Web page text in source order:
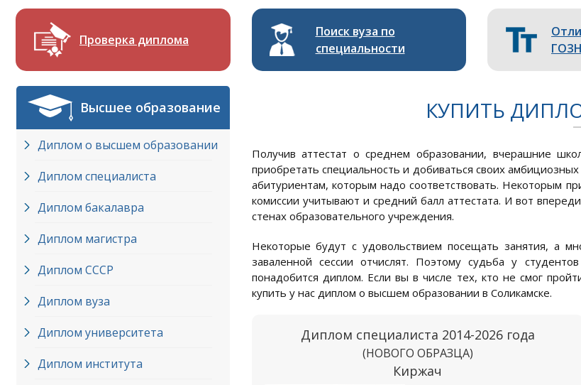
Проверка диплома
Поиск вуза по
специальности
Высшее образование
Диплом о высшем образовании
Диплом специалиста
Диплом бакалавра
Диплом магистра
Диплом СССР
Диплом вуза
Диплом университета
Диплом института
КУПИТЬ
Получив аттестат о среднем образовании, вчерашние
приобретать специальность и добиваться своих
абитуриентам, которым надо соответствовать. Некоторым
комиссии учитывают и средний балл аттестата. И вот
стенах образовательного учреждения.
Некоторые будут с удовольствием посещать занятия, а
заваленной сессии отчислят. Поэтому судьба у
понадобится диплом. Если вы в числе тех, кто не смог
купить у нас диплом о высшем образовании в Соликамске.
Диплом специалиста 2014-2026 года
(НОВОГО ОБРАЗЦА)
Киржач